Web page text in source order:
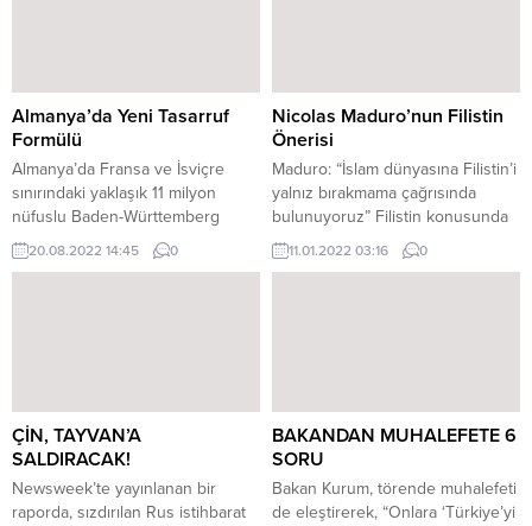
ittifakta yer alacak mı?’ sorusuna
cevap veren Fatih Erbakan,...
Almanya’da Yeni Tasarruf
Formülü
Almanya’da Fransa ve İsviçre
sınırındaki yaklaşık 11 milyon
nüfuslu Baden-Württemberg
eyaletinin başbakanı Winfried
Kretschmann ülkesinin şu anda
çatısında dev bir güneş enerjisi
sisteminin olduğunu, elektrikli
bir...
20.08.2022 14:45 0
Nicolas Maduro’nun Filistin
Önerisi
Maduro: “İslam dünyasına Filistin’i
yalnız bırakmama çağrısında
bulunuyoruz” Filistin konusunda
açıklamalarda bulunan Venezuela
Devlet Başkanı Nicolas Maduro,
istiyoruz. Dünya halklarına ve
yöneticilerine, tüm Arap
yöneticilerine...
11.01.2022 03:16 0
ÇİN, TAYVAN’A
SALDIRACAK!
Newsweek’te yayınlanan bir
raporda, sızdırılan Rus istihbarat
BAKANDAN MUHALEFETE 6
SORU
Bakan Kurum, törende muhalefeti
de eleştirerek, “Onlara ‘Türkiye’yi